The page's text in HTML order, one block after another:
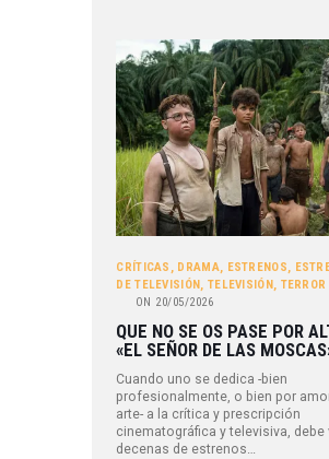
CRÍTICAS , DRAMA, ESTRENOS,
DE TELEVISIÓN, TELEVISIÓN, TERROR
ON 20/05/2026
QUE NO SE OS PASE POR
«EL SEÑOR DE LAS
Cuando uno se dedica -bien
profesionalmente, o bien por
arte- a la crítica y prescripción
cinematográfica y televisiva, debe
decenas de estrenos…